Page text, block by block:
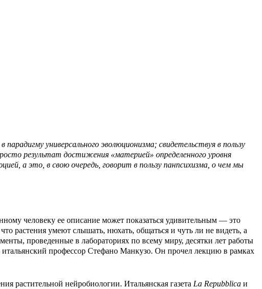
универсального эволюционизма; свидетельствуя в пользу
результат достижения «материей» определенного уровня
а это, в свою очередь, говорит в пользу панпсихизма, о чем мы
человеку ее описание может показаться удивительным — это
растения умеют слышать, нюхать, общаться и чуть ли не видеть, а
проведенные в лабораториях по всему миру, десятки лет работы
профессор Стефано Манкузо. Он прочел лекцию в рамках
растительной нейробиологии. Итальянская газета La Repubblica и